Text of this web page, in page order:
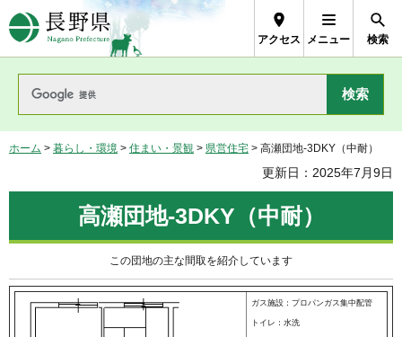
長野県Nagano Prefecture
アクセス メニュー 検索
ホーム > 暮らし・環境 > 住まい・景観 > 県営住宅 > 高瀬団地-3DKY（中耐）
更新日：2025年7月9日
高瀬団地-3DKY（中耐）
この団地の主な間取を紹介しています
ガス施設：プロパンガス集中配管
トイレ：水洗